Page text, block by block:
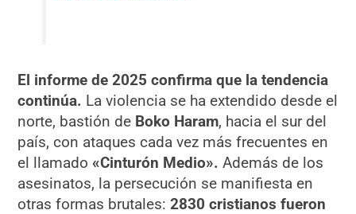
El informe de 2025 confirma que la tendencia
continúa. La violencia se ha extendido desde el
norte, bastión de Boko Haram, hacia el sur del
país, con ataques cada vez más frecuentes en
el llamado «Cinturón Medio». Además de los
asesinatos, la persecución se manifiesta en
otras formas brutales:2830 cristianos fueron